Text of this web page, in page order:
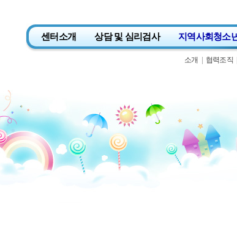
센터소개 상담 및 심리검사 지역사회청소
소개 협력조직